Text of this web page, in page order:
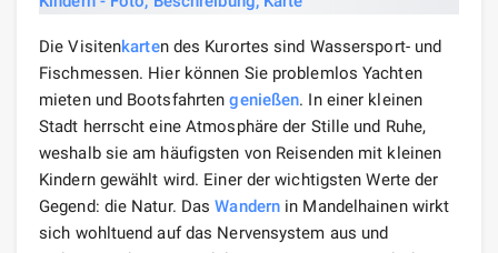
Die Visitenkarten des Kurortes sind Wassersport- und
Fischmessen. Hier können Sie problemlos Yachten
mieten und Bootsfahrtengenießen. In einer kleinen
Stadt herrscht eine Atmosphäre der Stille und Ruhe,
weshalb sie am häufigsten von Reisenden mit kleinen
Kindern gewählt wird. Einer der wichtigsten Werte der
Gegend: die Natur. DasWandern in Mandelhainen wirkt
sich wohltuend auf das Nervensystem aus und